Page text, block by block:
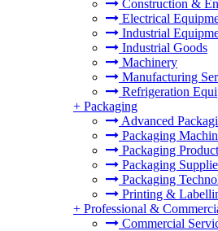
Construction &
Electrical
Industrial
Industrial Goods
Machinery
Manufacturing
Refrigeration
+ Packaging
Advanced
Packaging
Packaging
Packaging
Packaging
Printing &
+ Professional &
Commercial